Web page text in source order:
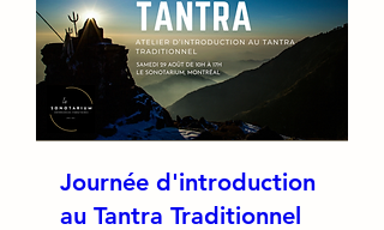
Journée d'introduction
au Tantra Traditionnel